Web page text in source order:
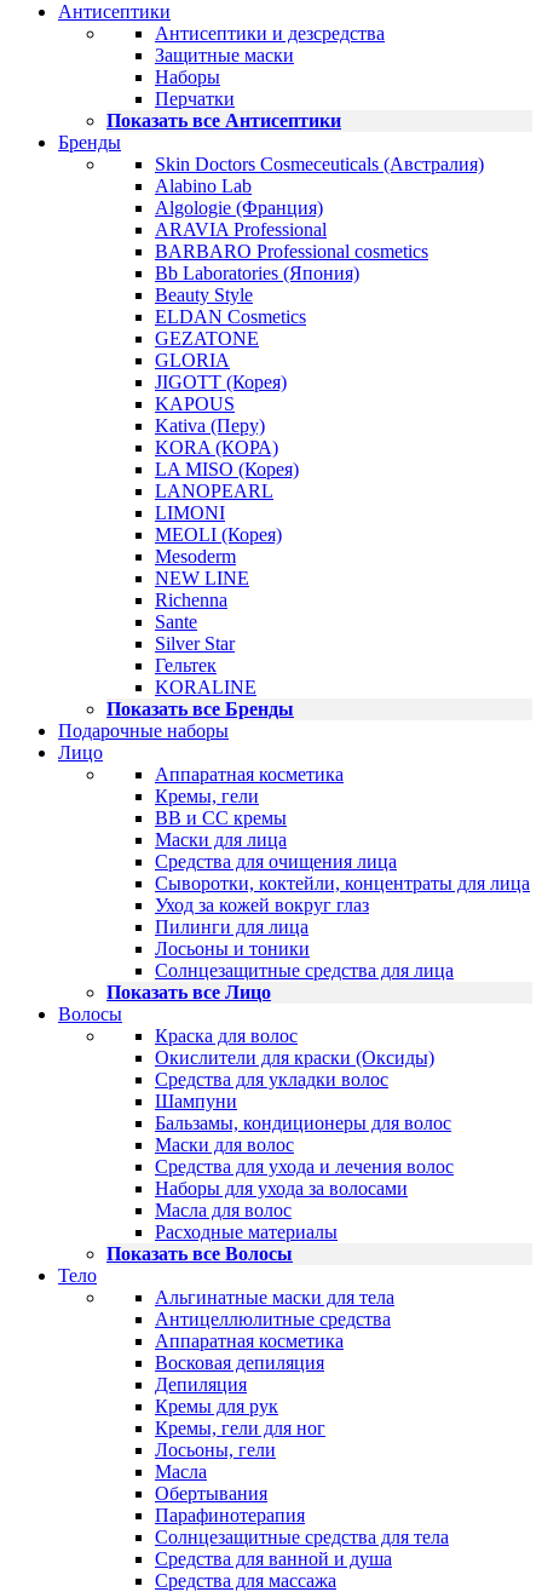
Антисептики
Антисептики и дезсредства
Защитные маски
Наборы
Перчатки
Показать все Антисептики
Бренды
Skin Doctors Cosmeceuticals (Австралия)
Alabino Lab
Algologie (Франция)
ARAVIA Professional
BARBARO Professional cosmetics
Bb Laboratories (Япония)
Beauty Style
ELDAN Cosmetics
GEZATONE
GLORIA
JIGOTT (Корея)
KAPOUS
Kativa (Перу)
KORA (КОРА)
LA MISO (Корея)
LANOPEARL
LIMONI
MEOLI (Корея)
Mesoderm
NEW LINE
Richenna
Sante
Silver Star
Гельтек
KORALINE
Показать все Бренды
Подарочные наборы
Лицо
Аппаратная косметика
Кремы, гели
BB и CC кремы
Маски для лица
Средства для очищения лица
Сыворотки, коктейли, концентраты для лица
Уход за кожей вокруг глаз
Пилинги для лица
Лосьоны и тоники
Солнцезащитные средства для лица
Показать все Лицо
Волосы
Краска для волос
Окислители для краски (Оксиды)
Средства для укладки волос
Шампуни
Бальзамы, кондиционеры для волос
Маски для волос
Средства для ухода и лечения волос
Наборы для ухода за волосами
Масла для волос
Расходные материалы
Показать все Волосы
Тело
Альгинатные маски для тела
Антицеллюлитные средства
Аппаратная косметика
Восковая депиляция
Депиляция
Кремы для рук
Кремы, гели для ног
Лосьоны, гели
Масла
Обертывания
Парафинотерапия
Солнцезащитные средства для тела
Средства для ванной и душа
Средства для массажа